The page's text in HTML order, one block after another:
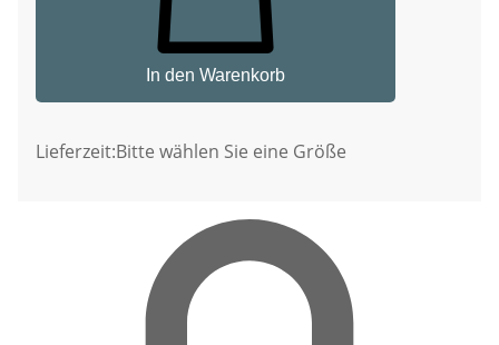
In den Warenkorb
Lieferzeit:Bitte wählen Sie eine Größe